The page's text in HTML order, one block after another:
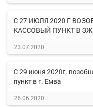
С 27 ИЮЛЯ 2020 Г
КАССОВЫЙ ПУНКТ В
23.07.2020
С 29 июня 2020г.
пункт в г. Емва
26.06.2020